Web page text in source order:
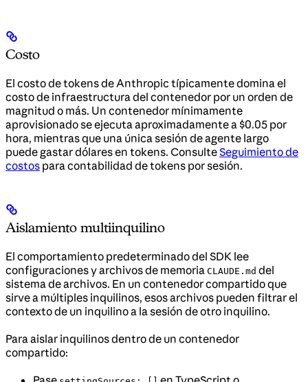
Costo
El costo de tokens de Anthropic típicamente domina el
costo de infraestructura del contenedor por un orden de
magnitud o más. Un contenedor mínimamente
aprovisionado se ejecuta aproximadamente a $0.05 por
hora, mientras que una única sesión de agente largo
puede gastar dólares en tokens. ConsulteSeguimiento de
costos para contabilidad de tokens por sesión.
Aislamiento multiinquilino
El comportamiento predeterminado del SDK lee
configuraciones y archivos de memoria CLAUDE.md del
sistema de archivos. En un contenedor compartido que
sirve a múltiples inquilinos, esos archivos pueden filtrar el
contexto de un inquilino a la sesión de otro inquilino.
Para aislar inquilinos dentro de un contenedor
compartido: